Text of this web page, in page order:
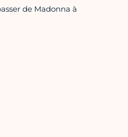
de Madonna à